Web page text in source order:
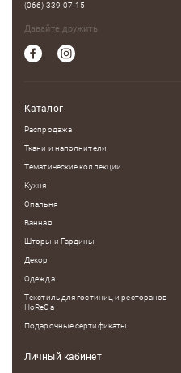
(066) 339-07-15
Давайте дружить
Каталог
Распродажа
Ткани и наполнители
Тематические коллекции
Кухня
Спальня
Ванная
Шторы и Гардины
Декор
Одежда
Текстиль для гостиниц и ресторанов
HoReCa
Подарочные сертификаты
Личный кабинет